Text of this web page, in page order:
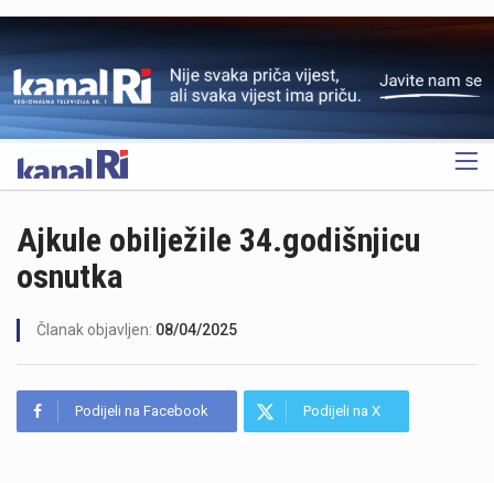
OGLAS
Ajkule obilježile 34.godišnjicu
osnutka
Članak objavljen: 08/04/2025
Podijeli na Facebook Podijeli na X